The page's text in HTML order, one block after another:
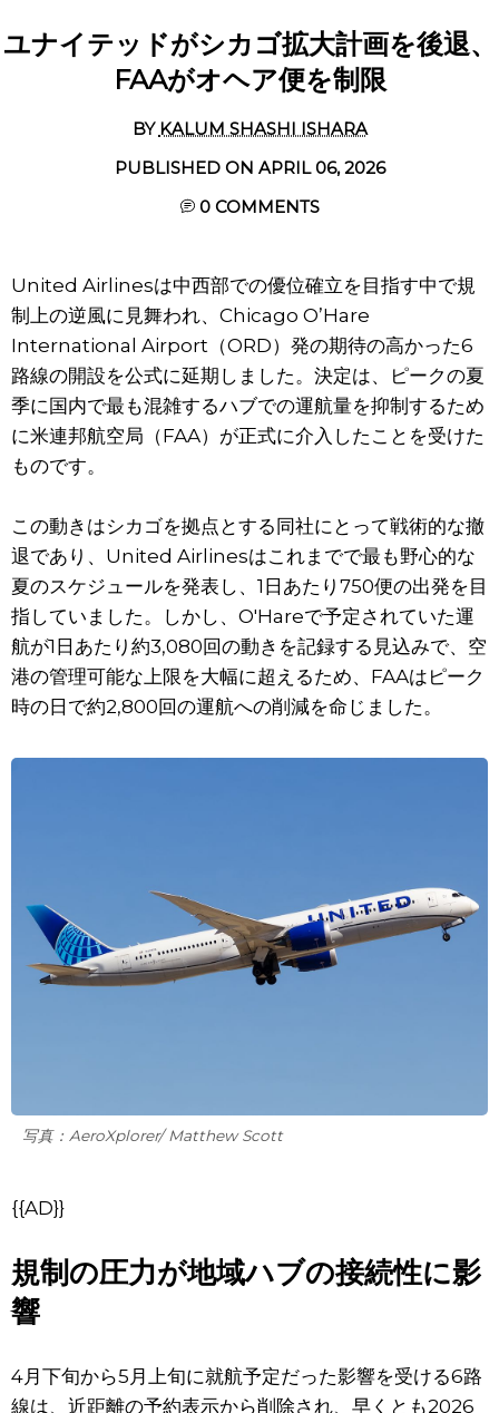
ユナイテッドがシカゴ拡大計画を後退、
FAAがオヘア便を制限
BY KALUM SHASHI ISHARA
PUBLISHED ON APRIL 06, 2026
0COMMENTS
United Airlinesは中西部での優位確立を目指す中で規
制上の逆風に見舞われ、Chicago O’Hare
International Airport（ORD）発の期待の高かった6
路線の開設を公式に延期しました。決定は、ピークの夏
季に国内で最も混雑するハブでの運航量を抑制するため
に米連邦航空局（FAA）が正式に介入したことを受けた
ものです。
この動きはシカゴを拠点とする同社にとって戦術的な撤
退であり、United Airlinesはこれまでで最も野心的な
夏のスケジュールを発表し、1日あたり750便の出発を目
指していました。しかし、O'Hareで予定されていた運
航が1日あたり約3,080回の動きを記録する見込みで、空
港の管理可能な上限を大幅に超えるため、FAAはピーク
時の日で約2,800回の運航への削減を命じました。
写真：AeroXplorer/ Matthew Scott
{{AD}}
規制の圧力が地域ハブの接続性に影
響
4月下旬から5月上旬に就航予定だった影響を受ける6路
線は、近距離の予約表示から削除され、早くとも2026